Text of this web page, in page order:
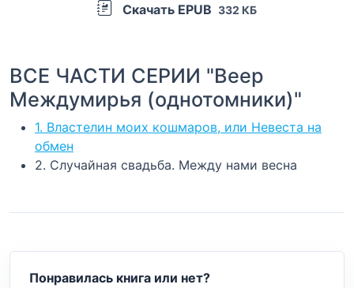
Скачать EPUB 332 КБ
ВСЕ ЧАСТИ СЕРИИ "Веер
Междумирья (однотомники)"
1. Властелин моих кошмаров, или Невеста на
обмен
2. Случайная свадьба. Между нами весна
Понравилась книга или нет?